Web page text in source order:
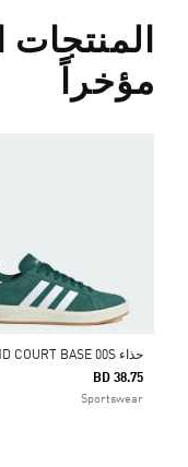
مؤخراً
حذاء GRAND COURT BASE 00S
BD 38.75
Sportswear